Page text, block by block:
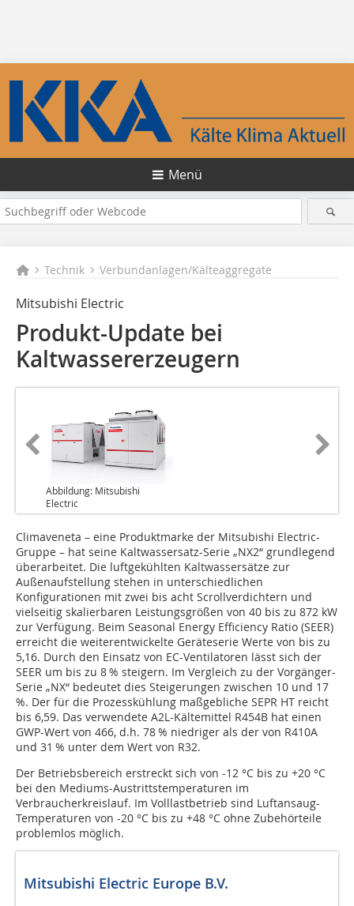
Menü
Technik Verbundanlagen/Kälteaggregate
Mitsubishi Electric
Produkt-Update bei
Kaltwassererzeugern
Abbildung: Mitsubishi
Electric
Climaveneta – eine Produktmarke der Mitsu­bishi Electric-
Gruppe – hat seine Kaltwassersatz-Serie „NX2“ grundlegend
überarbeitet. Die luftgekühlten Kaltwassersätze zur
Außenaufstellung stehen in unterschiedlichen
Konfigurationen mit zwei bis acht Scroll­verdichtern und
vielseitig skalierbaren Leistungsgrößen von 40 bis zu 872 kW
zur Verfügung. Beim Seasonal Energy Efficiency Ratio (SEER)
erreicht die weiterentwickelte Geräteserie Werte von bis zu
5,16. Durch den Einsatz von EC-Ventilatoren lässt sich der
SEER um bis zu 8 % steigern. Im Vergleich zu der Vorgänger-
Serie „NX“ bedeutet dies Steigerungen zwischen 10 und 17
%. Der für die Prozesskühlung maßgebliche SEPR HT reicht
bis 6,59. Das verwendete A2L-Kältemittel R454B hat einen
GWP-Wert von 466, d.h. 78 % niedriger als der von R410A
und 31 % unter dem Wert von R32.
Der Betriebsbereich erstreckt sich von -12 °C bis zu +20 °C
bei den Mediums-Austrittstemperaturen im
Verbraucherkreislauf. Im Volllastbetrieb sind Luftansaug-
Temperaturen von -20 °C bis zu +48 °C ohne Zubehörteile
problemlos möglich.
Mitsubishi Electric Europe B.V.